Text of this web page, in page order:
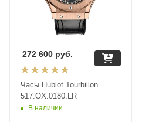
Часы Hublot Tourbillon
517.OX.0180.LR
В наличии
272 600 руб.